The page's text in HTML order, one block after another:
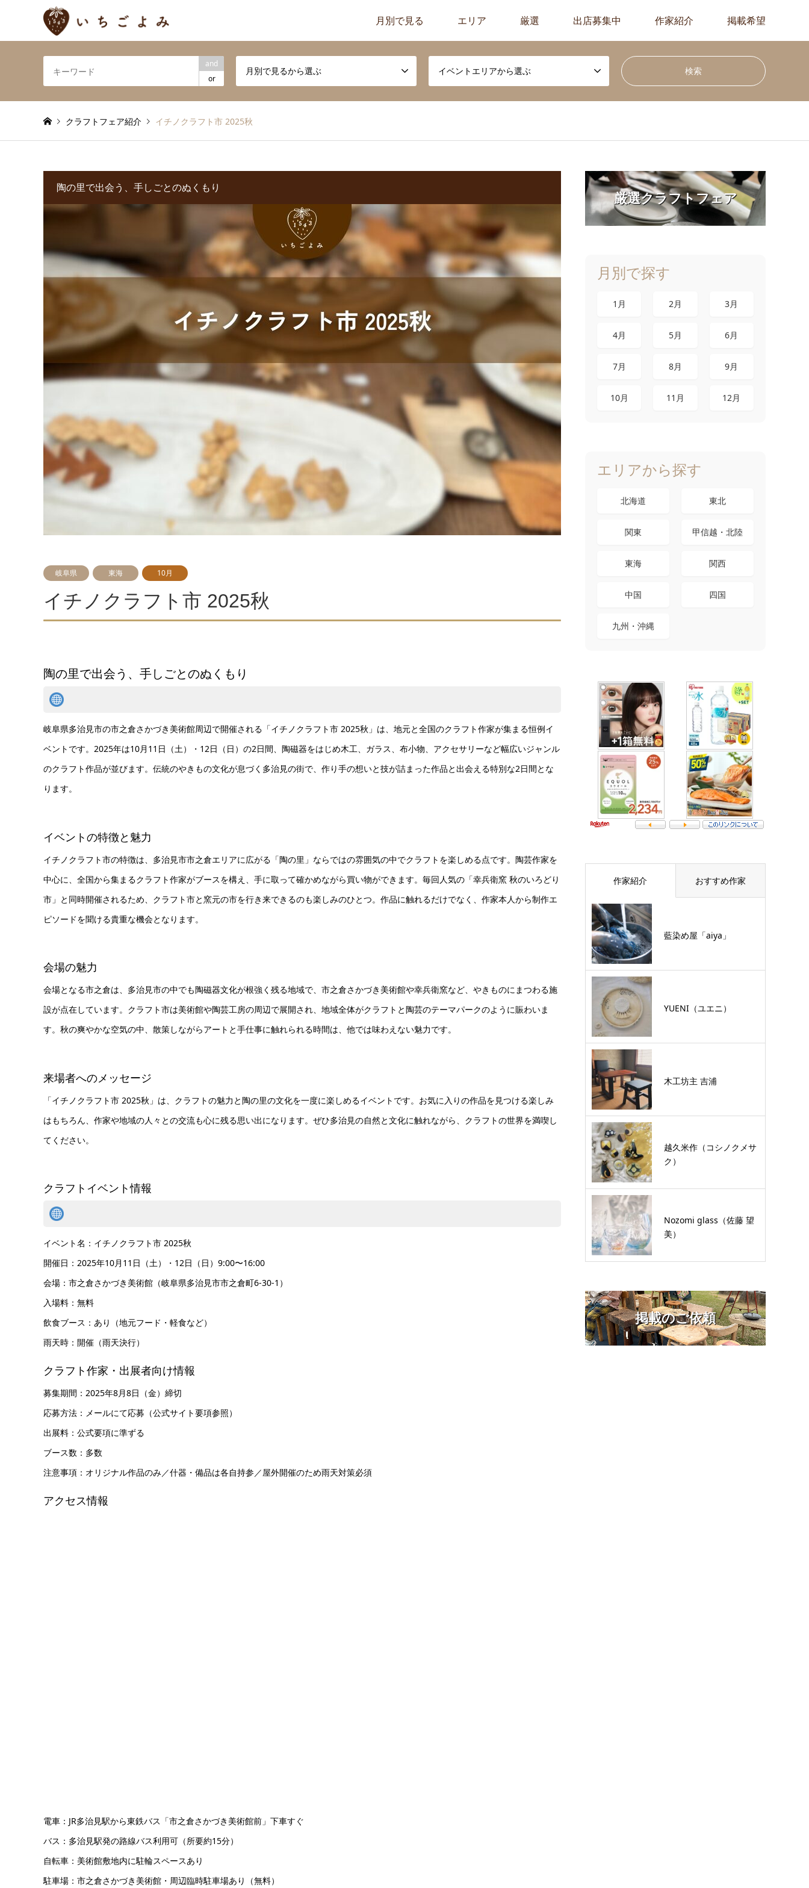
月別で見る エリア 厳選 出店募集中 作家紹介 掲載希望
and
or
月別で見るから選ぶ イベントエリアから選ぶ
クラフトフェア紹介 イチノクラフト市 2025秋
陶の里で出会う、手しごとのぬくもり
岐阜県 東海 10月
イチノクラフト市 2025秋
陶の里で出会う、手しごとのぬくもり
岐阜県多治見市の市之倉さかづき美術館周辺で開催される「イチノクラフト市 2025秋」は、地元と全国のクラフト作家が集まる恒例イ
ベントです。2025年は10月11日（土）・12日（日）の2日間、陶磁器をはじめ木工、ガラス、布小物、アクセサリーなど幅広いジャンル
のクラフト作品が並びます。伝統のやきもの文化が息づく多治見の街で、作り手の想いと技が詰まった作品と出会える特別な2日間とな
ります。
イベントの特徴と魅力
イチノクラフト市の特徴は、多治見市市之倉エリアに広がる「陶の里」ならではの雰囲気の中でクラフトを楽しめる点です。陶芸作家を
中心に、全国から集まるクラフト作家がブースを構え、手に取って確かめながら買い物ができます。毎回人気の「幸兵衛窯 秋のいろどり
市」と同時開催されるため、クラフト市と窯元の市を行き来できるのも楽しみのひとつ。作品に触れるだけでなく、作家本人から制作エ
ピソードを聞ける貴重な機会となります。
会場の魅力
会場となる市之倉は、多治見市の中でも陶磁器文化が根強く残る地域で、市之倉さかづき美術館や幸兵衛窯など、やきものにまつわる施
設が点在しています。クラフト市は美術館や陶芸工房の周辺で展開され、地域全体がクラフトと陶芸のテーマパークのように賑わいま
す。秋の爽やかな空気の中、散策しながらアートと手仕事に触れられる時間は、他では味わえない魅力です。
来場者へのメッセージ
「イチノクラフト市 2025秋」は、クラフトの魅力と陶の里の文化を一度に楽しめるイベントです。お気に入りの作品を見つける楽しみ
はもちろん、作家や地域の人々との交流も心に残る思い出になります。ぜひ多治見の自然と文化に触れながら、クラフトの世界を満喫し
てください。
クラフトイベント情報
イベント名：イチノクラフト市 2025秋
開催日：2025年10月11日（土）・12日（日）9:00〜16:00
会場：市之倉さかづき美術館（岐阜県多治見市市之倉町6-30-1）
入場料：無料
飲食ブース：あり（地元フード・軽食など）
雨天時：開催（雨天決行）
クラフト作家・出展者向け情報
募集期間：2025年8月8日（金）締切
応募方法：メールにて応募（公式サイト要項参照）
出展料：公式要項に準ずる
ブース数：多数
注意事項：オリジナル作品のみ／什器・備品は各自持参／屋外開催のため雨天対策必須
アクセス情報
電車：JR多治見駅から東鉄バス「市之倉さかづき美術館前」下車すぐ
バス：多治見駅発の路線バス利用可（所要約15分）
自転車：美術館敷地内に駐輪スペースあり
駐車場：市之倉さかづき美術館・周辺臨時駐車場あり（無料）
厳選クラフトフェア
月別で探す
1月 2月 3月
4月 5月 6月
7月 8月 9月
10月 11月 12月
エリアから探す
北海道 東北
関東 甲信越・北陸
東海 関西
中国 四国
九州・沖縄
作家紹介 おすすめ作家
藍染め屋「aiya」
YUENI（ユエニ）
木工坊主 吉浦
越久米作（コシノクメサ
ク）
Nozomi glass（佐藤 望
美）
掲載のご依頼